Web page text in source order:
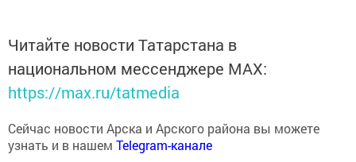
Читайте новости Татарстана в
национальном мессенджере MАХ:
https://max.ru/tatmedia
Сейчас новости Арска и Арского района вы можете
узнать и в нашем Telegram-канале